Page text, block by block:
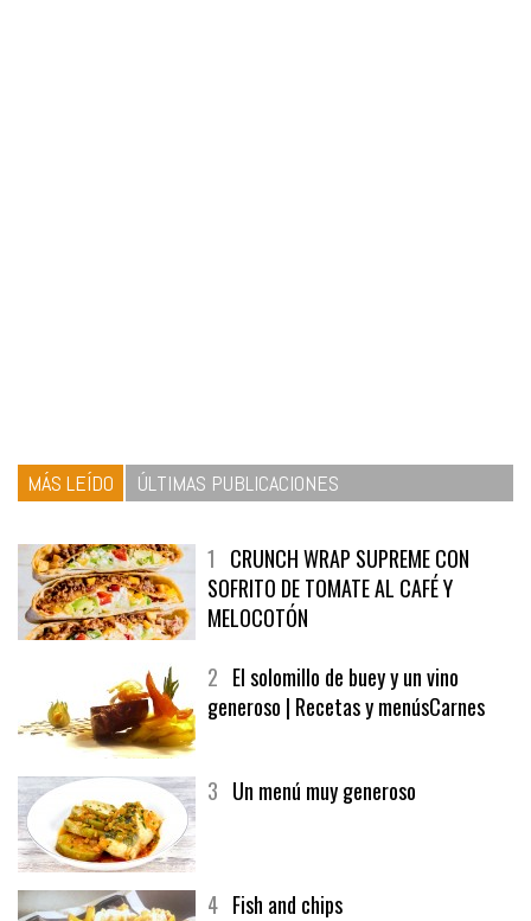
MÁS LEÍDO ÚLTIMAS PUBLICACIONES
1 CRUNCH WRAP SUPREME CON
SOFRITO DE TOMATE AL CAFÉ Y
MELOCOTÓN
2 El solomillo de buey y un vino
generoso | Recetas y menúsCarnes
3 Un menú muy generoso
4 Fish and chips